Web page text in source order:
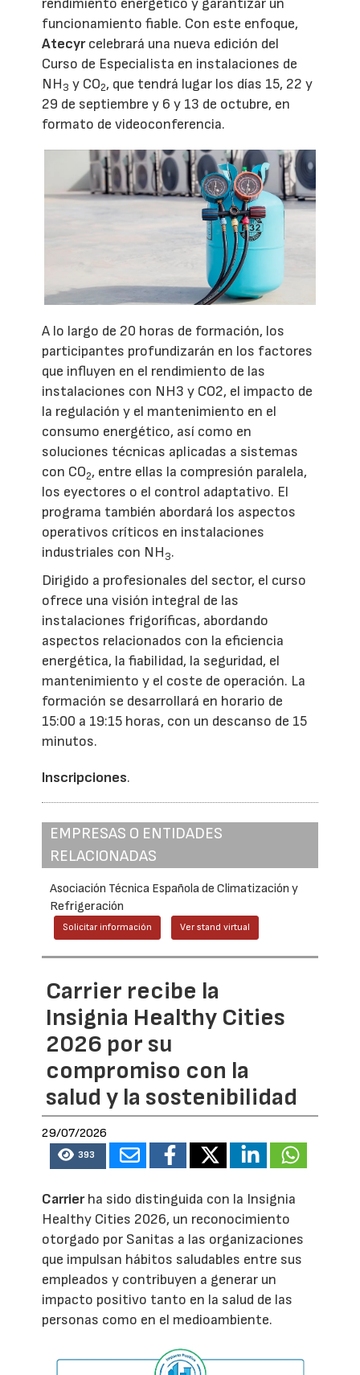
funcionamiento fiable. Con este enfoque,
Atecyrcelebrará una nueva edición del
Curso de Especialista en instalaciones de
NH3 y CO2, que tendrá lugar los días 15, 22 y
29 de septiembre y 6 y 13 de octubre, en
formato de videoconferencia.
A lo largo de 20 horas de formación, los
participantes profundizarán en los factores
que influyen en el rendimiento de las
instalaciones con NH3 y CO2, el impacto de
la regulación y el mantenimiento en el
consumo energético, así como en
soluciones técnicas aplicadas a sistemas
con CO2, entre ellas la compresión paralela,
los eyectores o el control adaptativo. El
programa también abordará los aspectos
operativos críticos en instalaciones
industriales con NH3.
Dirigido a profesionales del sector, el curso
ofrece una visión integral de las
instalaciones frigoríficas, abordando
aspectos relacionados con la eficiencia
energética, la fiabilidad, la seguridad, el
mantenimiento y el coste de operación. La
formación se desarrollará en horario de
15:00 a 19:15 horas, con un descanso de 15
minutos.
Inscripciones.
EMPRESAS O ENTIDADES
RELACIONADAS
Asociación Técnica Española de Climatización y
Refrigeración
Solicitar información Ver stand virtual
Carrier recibe la
Insignia Healthy Cities
2026 por su
compromiso con la
salud y la sostenibilidad
29/07/2026
393
Carrierha sido distinguida con la Insignia
Healthy Cities 2026, un reconocimiento
otorgado por Sanitas a las organizaciones
que impulsan hábitos saludables entre sus
empleados y contribuyen a generar un
impacto positivo tanto en la salud de las
personas como en el medioambiente.